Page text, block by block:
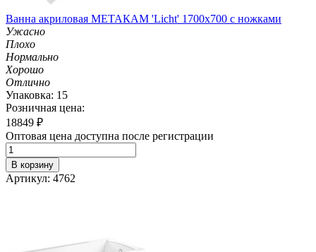
Ванна акриловая МЕТАКАМ 'Licht' 1700х700 с ножками
Ужасно
Плохо
Нормально
Хорошо
Отлично
Упаковка: 15
Розничная цена:
18849 ₽
Оптовая цена доступна после регистрации
В корзину
Артикул: 4762